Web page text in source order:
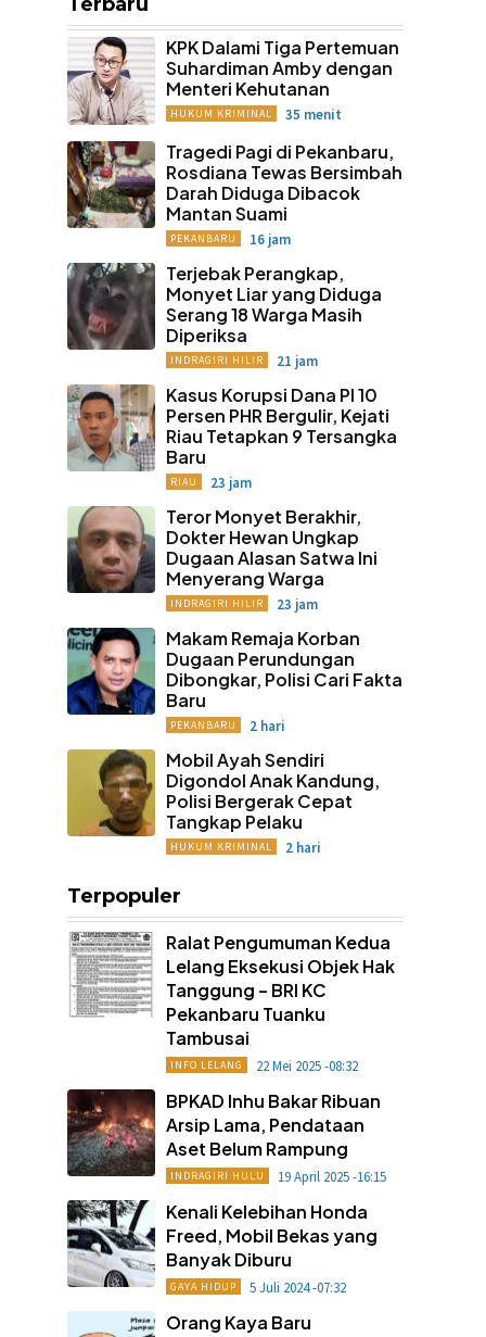
KPK Dalami Tiga Pertemuan
Suhardiman Amby dengan
Menteri Kehutanan
HUKUM KRIMINAL 35 menit
Tragedi Pagi di Pekanbaru,
Rosdiana Tewas Bersimbah
Darah Diduga Dibacok
Mantan Suami
PEKANBARU 16 jam
Terjebak Perangkap,
Monyet Liar yang Diduga
Serang 18 Warga Masih
Diperiksa
INDRAGIRI HILIR 21 jam
Kasus Korupsi Dana PI 10
Persen PHR Bergulir, Kejati
Riau Tetapkan 9 Tersangka
Baru
RIAU 23 jam
Teror Monyet Berakhir,
Dokter Hewan Ungkap
Dugaan Alasan Satwa Ini
Menyerang Warga
INDRAGIRI HILIR 23 jam
Makam Remaja Korban
Dugaan Perundungan
Dibongkar, Polisi Cari Fakta
Baru
PEKANBARU 2 hari
Mobil Ayah Sendiri
Digondol Anak Kandung,
Polisi Bergerak Cepat
Tangkap Pelaku
HUKUM KRIMINAL 2 hari
Terpopuler
Ralat Pengumuman Kedua
Lelang Eksekusi Objek Hak
Tanggung – BRI KC
Pekanbaru Tuanku
Tambusai
INFO LELANG 22 Mei 2025 -08:32
BPKAD Inhu Bakar Ribuan
Arsip Lama, Pendataan
Aset Belum Rampung
INDRAGIRI HULU 19 April 2025 -16:15
Kenali Kelebihan Honda
Freed, Mobil Bekas yang
Banyak Diburu
GAYA HIDUP 5 Juli 2024 -07:32
Orang Kaya Baru